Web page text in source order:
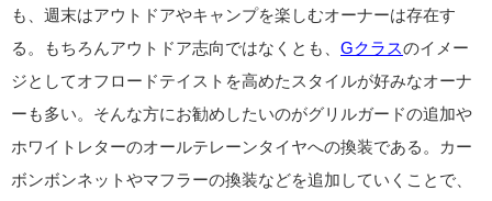
も、週末はアウトドアやキャンプを楽しむオーナーは存在す
る。もちろんアウトドア志向ではなくとも、 Gクラスのイメー
ジとしてオフロードテイストを高めたスタイルが好みなオーナ
ーも多い。そんな方にお勧めしたいのがグリルガードの追加や
ホワイトレターのオールテレーンタイヤへの換装である。カー
ボンボンネットやマフラーの換装などを追加していくことで、